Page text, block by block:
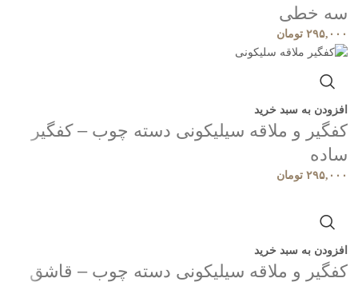
سه خطی
۲۹۵,۰۰۰ تومان
افزودن به سبد خرید
کفگیر و ملاقه سیلیکونی دسته چوب – کفگیر
ساده
۲۹۵,۰۰۰ تومان
افزودن به سبد خرید
کفگیر و ملاقه سیلیکونی دسته چوب – قاشق